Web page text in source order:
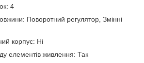
4
Поворотний регулятор, Змінні
корпус: Ні
елементів живлення: Так